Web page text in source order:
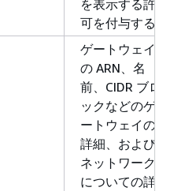
を表示する許
可を付与する
ゲートウェイ
の ARN、名
前、CIDR ブロ
ックなどのゲ
ートウェイの
詳細、および
ネットワーク
についての詳